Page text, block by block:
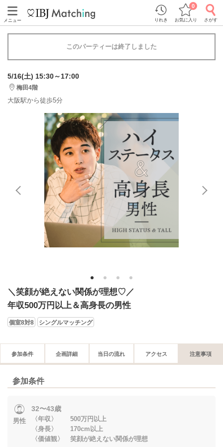
メニュー りれき お気に入り
0
さがす
このパーティーは終了しました
5/16(土) 15:30～17:00
梅田4階
大阪駅から徒歩5分
1 2 3 4
＼笑顔が絶えない関係が理想♡／
年収500万円以上＆高身長の男性
個室8対8 シングルマッチング
参加条件 企画詳細 当日の流れ アクセス 注意事項
参加条件
男性
32〜43歳
〈年収〉 500万円以上
〈身長〉 170cm以上
〈価値観〉 笑顔が絶えない関係が理想